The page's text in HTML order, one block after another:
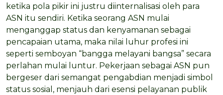
ketika pola pikir ini justru diinternalisasi oleh para
ASN itu sendiri. Ketika seorang ASN mulai
menganggap status dan kenyamanan sebagai
pencapaian utama, maka nilai luhur profesi ini
seperti semboyan “bangga melayani bangsa” secara
perlahan mulai luntur. Pekerjaan sebagai ASN pun
bergeser dari semangat pengabdian menjadi simbol
status sosial, menjauh dari esensi pelayanan publik